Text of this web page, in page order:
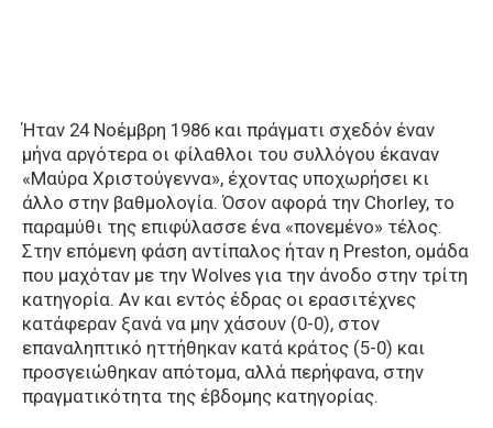
Ήταν 24 Νοέμβρη 1986 και πράγματι σχεδόν έναν
μήνα αργότερα οι φίλαθλοι του συλλόγου έκαναν
«Μαύρα Χριστούγεννα», έχοντας υποχωρήσει κι
άλλο στην βαθμολογία. Όσον αφορά την Chorley, το
παραμύθι της επιφύλασσε ένα «πονεμένο» τέλος.
Στην επόμενη φάση αντίπαλος ήταν η Preston, ομάδα
που μαχόταν με την Wolves για την άνοδο στην τρίτη
κατηγορία. Αν και εντός έδρας οι ερασιτέχνες
κατάφεραν ξανά να μην χάσουν (0-0), στον
επαναληπτικό ηττήθηκαν κατά κράτος (5-0) και
προσγειώθηκαν απότομα, αλλά περήφανα, στην
πραγματικότητα της έβδομης κατηγορίας.